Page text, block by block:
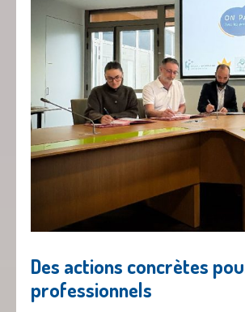
Des actions concrètes
professionnels